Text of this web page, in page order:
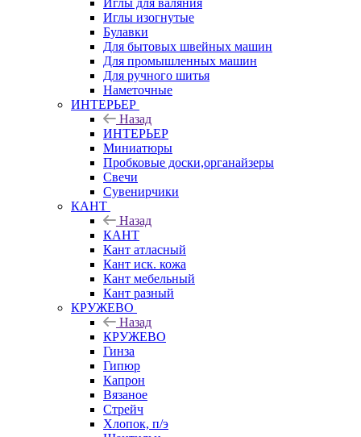
Иглы для валяния
Иглы изогнутые
Булавки
Для бытовых швейных машин
Для промышленных машин
Для ручного шитья
Наметочные
ИНТЕРЬЕР
Назад
ИНТЕРЬЕР
Миниатюры
Пробковые доски,органайзеры
Свечи
Сувенирчики
КАНТ
Назад
КАНТ
Кант атласный
Кант иск. кожа
Кант мебельный
Кант разный
КРУЖЕВО
Назад
КРУЖЕВО
Гинза
Гипюр
Капрон
Вязаное
Стрейч
Хлопок, п/э